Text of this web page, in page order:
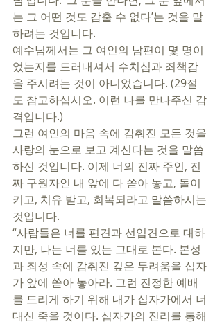
는 그 어떤 것도 감출 수 없다’는 것을 말
하려는 것입니다.
예수님께서는 그 여인의 남편이 몇 명이
었는지를 드러내셔서 수치심과 죄책감
을 주시려는 것이 아니었습니다. (29절
도 참고하십시오. 이런 나를 만나주신 감
격입니다.)
그런 여인의 마음 속에 감춰진 모든 것을
사랑의 눈으로 보고 계신다는 것을 말씀
하신 것입니다. 이제 너의 진짜 주인, 진
짜 구원자인 내 앞에 다 쏟아 놓고, 돌이
키고, 치유 받고, 회복되라고 말씀하시는
것입니다.
“사람들은 너를 편견과 선입견으로 대하
지만, 나는 너를 있는 그대로 본다. 본성
과 죄성 속에 감춰진 깊은 두려움을 십자
가 앞에 쏟아 놓아라. 그런 진정한 예배
를 드리게 하기 위해 내가 십자가에서 너
대신 죽을 것이다. 십자가의 진리를 통해